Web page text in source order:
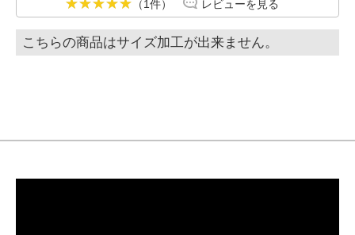
（1件） レビューを見る
こちらの商品はサイズ加工が出来ません。